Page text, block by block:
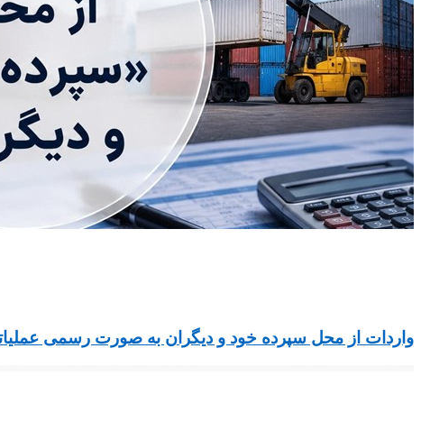
واردات از محل سپرده خود و دیگران به صورت رسمی